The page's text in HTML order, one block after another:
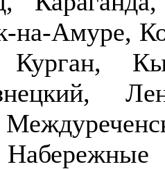
на-Амуре,
Курган,